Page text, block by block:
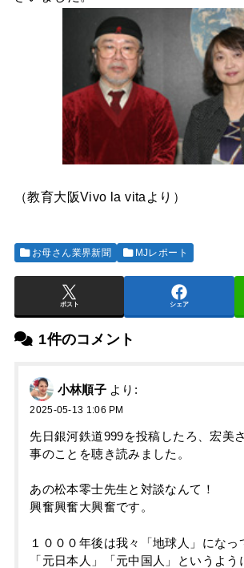
（教育大阪Vivo la vitaより）
お母さん業界新聞 MJレポート
ポスト シェア
1件のコメント
小林順子 より:
2025-05-13 1:06 PM
先日銀河鉄道999を投稿したろ、宏美
事のことを聴き読みました。
あの松本零士先生と対談なんて！
興奮興奮大興奮です。
１０００年後は我々「地球人」になっ
「元日本人」「元中国人」というよう